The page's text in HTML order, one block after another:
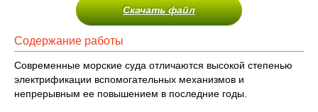
Скачать файл
Содержание работы
Современные морские суда отличаются высокой степенью
электрификации вспомогательных механизмов и
непрерывным ее повышением в последние годы.